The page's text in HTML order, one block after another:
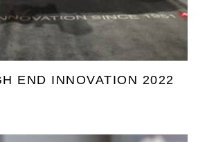
END INNOVATION 2022